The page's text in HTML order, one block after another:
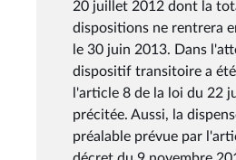
20 juillet 2012 dont la
dispositions ne rentrera
le 30 juin 2013. Dans
dispositif transitoire a
l'article 8 de la loi du 22
précitée. Aussi, la
préalable prévue par